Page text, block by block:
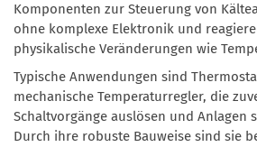
Komponenten zur Steuerung von
ohne komplexe Elektronik und
physikalische Veränderungen wie
Typische Anwendungen sind
mechanische Temperaturregler, die
Schaltvorgänge auslösen und Anlagen
Durch ihre robuste Bauweise sind sie